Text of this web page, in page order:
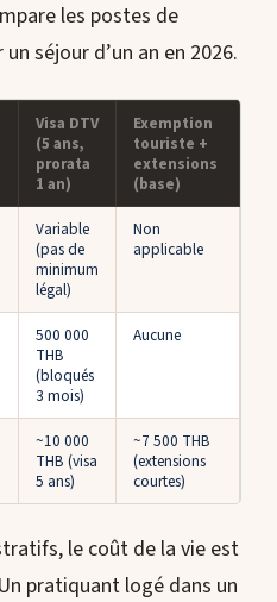
les postes de
séjour d’un an en 2026.
Visa DTV
(5 ans,
prorata
1 an)
Exemption
touriste +
extensions
(base)
Variable
(pas de
minimum
légal)
Non
applicable
500 000
THB
(bloqués
3 mois)
Aucune
~10 000
THB (visa
5 ans)
~7 500 THB
(extensions
courtes)
le coût de la vie est
pratiquant logé dans un